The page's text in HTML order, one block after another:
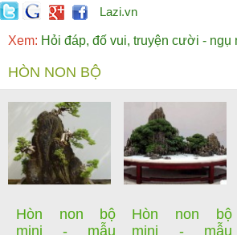
Lazi.vn
Xem: Hỏi đáp, đố vui, truyện cười - ngụ
HÒN NON BỘ
Hòn non bộ
mini - mẫu
Hòn non bộ
mini - mẫu